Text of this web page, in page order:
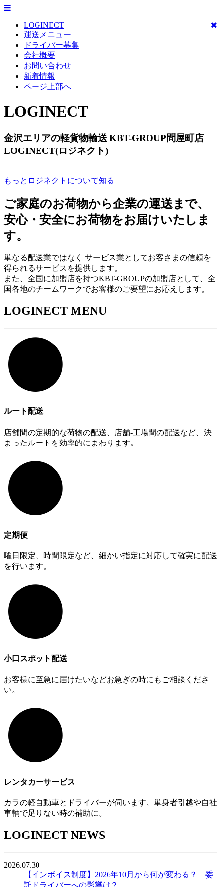
LOGINECT
運送メニュー
ドライバー募集
会社概要
お問い合わせ
新着情報
ページ上部へ
LOGINECT
金沢エリアの軽貨物輸送 KBT-GROUP問屋町店
LOGINECT(ロジネクト)
もっとロジネクトについて知る
ご家庭のお荷物から企業の運送まで、
安心・安全にお荷物をお届けいたしま
す。
単なる配送業ではなく サービス業としてお客さまの信頼を
得られるサービスを提供します。
また、全国に加盟店を持つKBT-GROUPの加盟店として、全
国各地のチームワークでお客様のご要望にお応えします。
LOGINECT MENU
ルート配送
店舗間の定期的な荷物の配送、店舗-工場間の配送など、決
まったルートを効率的にまわります。
定期便
曜日限定、時間限定など、細かい指定に対応して確実に配送
を行います。
小口スポット配送
お客様に至急に届けたいなどお急ぎの時にもご相談くださ
い。
レンタカーサービス
カラの軽自動車とドライバーが伺います。単身者引越や自社
車輌で足りない時の補助に。
LOGINECT NEWS
2026.07.30
【インボイス制度】2026年10月から何が変わる？ 委
託ドライバーへの影響は？